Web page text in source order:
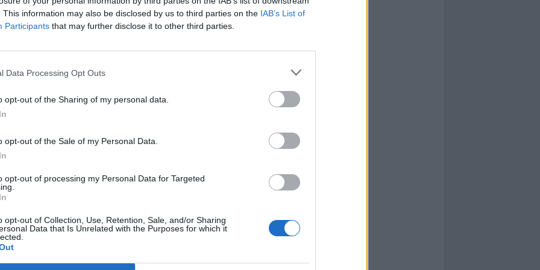
This information may also be disclosed by us to third parties on the IAB’s List of
Participants that may further disclose it to other third parties.
Data Processing Opt Outs
opt-out of the Sharing of my personal data.
opt-out of the Sale of my Personal Data.
opt-out of processing my Personal Data for Targeted
opt-out of Collection, Use, Retention, Sale, and/or Sharing
Data that Is Unrelated with the Purposes for which it
il consiglio federale del Carroccio. Il
Lega e il ministro dell'Economia hanno
del Mef. Giorgio Spaziani Testa, il
Confedilizia, su X ha definito il caso
Il Ministro dell'economia
un documento in cui si parla di
degli archivi catastali che dovrà
le proprietà ad oggi non censite b)
rivisti per quegli immobili che hanno
miglioramento strutturale, a seguito di
riqualificazione finanziati in tutto o in